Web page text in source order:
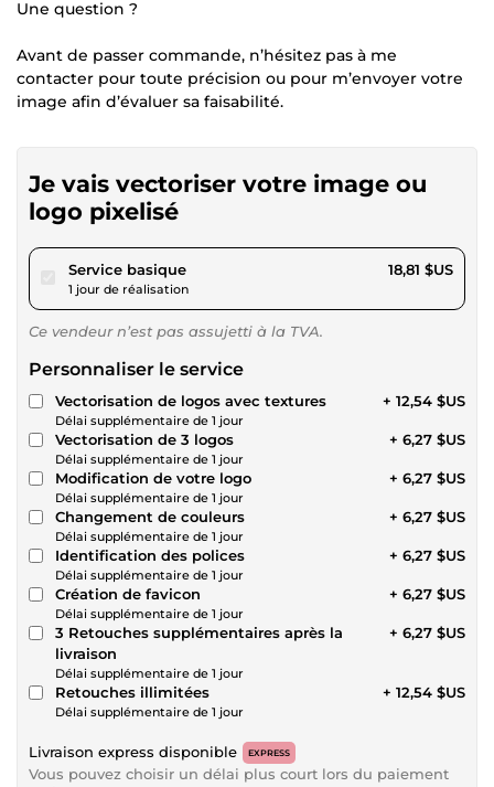
Une question ?
Avant de passer commande, n’hésitez pas à me
contacter pour toute précision ou pour m’envoyer votre
image afin d’évaluer sa faisabilité.
Je vais vectoriser votre image ou
logo pixelisé
Service basiquepour 17,34 $US
1 jour de réalisation
18,81 $US
Ce vendeur n’est pas assujetti à la TVA.
Personnaliser le service
Vectorisation de logos avec textures
Délai supplémentaire de 1 jour
+ 12,54 $US
Vectorisation de 3 logos
Délai supplémentaire de 1 jour
+ 6,27 $US
Modification de votre logo
Délai supplémentaire de 1 jour
+ 6,27 $US
Changement de couleurs
Délai supplémentaire de 1 jour
+ 6,27 $US
Identification des polices
Délai supplémentaire de 1 jour
+ 6,27 $US
Création de favicon
Délai supplémentaire de 1 jour
+ 6,27 $US
3 Retouches supplémentaires après la
livraison
Délai supplémentaire de 1 jour
+ 6,27 $US
Retouches illimitées
Délai supplémentaire de 1 jour
+ 12,54 $US
Livraison express disponible EXPRESS
Vous pouvez choisir un délai plus court lors du paiement